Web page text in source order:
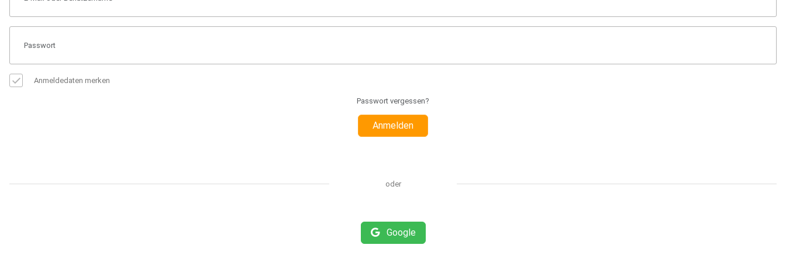
Anmeldedaten merken
Passwort vergessen?
Anmelden
oder
Google